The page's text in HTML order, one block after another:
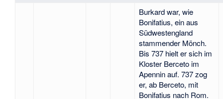
Burkard war, wie
Bonifatius, ein aus
Südwestengland
stammender Mönch.
Bis 737 hielt er sich im
Kloster Berceto im
Apennin auf. 737 zog
er, ab Berceto, mit
Bonifatius nach Rom.